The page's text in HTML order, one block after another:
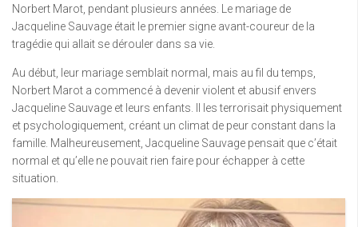
Norbert Marot, pendant plusieurs années. Le mariage de
Jacqueline Sauvage était le premier signe avant-coureur de la
tragédie qui allait se dérouler dans sa vie.
Au début, leur mariage semblait normal, mais au fil du temps,
Norbert Marot a commencé à devenir violent et abusif envers
Jacqueline Sauvage et leurs enfants. Il les terrorisait physiquement
et psychologiquement, créant un climat de peur constant dans la
famille. Malheureusement, Jacqueline Sauvage pensait que c’était
normal et qu’elle ne pouvait rien faire pour échapper à cette
situation.